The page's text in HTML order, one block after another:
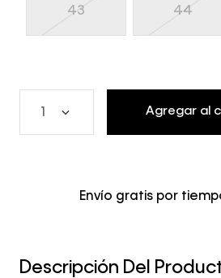
43 44
Agregar al
Envío gratis por
Descripción Del